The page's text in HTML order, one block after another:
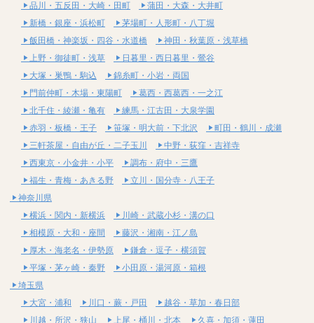
品川・五反田・大崎・田町
蒲田・大森・大井町
新橋・銀座・浜松町
茅場町・人形町・八丁堀
飯田橋・神楽坂・四谷・水道橋
神田・秋葉原・浅草橋
上野・御徒町・浅草
日暮里・西日暮里・鶯谷
大塚・巣鴨・駒込
錦糸町・小岩・両国
門前仲町・木場・東陽町
葛西・西葛西・一之江
北千住・綾瀬・亀有
練馬・江古田・大泉学園
赤羽・板橋・王子
笹塚・明大前・下北沢
町田・鶴川・成瀬
三軒茶屋・自由が丘・二子玉川
中野・荻窪・吉祥寺
西東京・小金井・小平
調布・府中・三鷹
福生・青梅・あきる野
立川・国分寺・八王子
神奈川県
横浜・関内・新横浜
川崎・武蔵小杉・溝の口
相模原・大和・座間
藤沢・湘南・江ノ島
厚木・海老名・伊勢原
鎌倉・逗子・横須賀
平塚・茅ヶ崎・秦野
小田原・湯河原・箱根
埼玉県
大宮・浦和
川口・蕨・戸田
越谷・草加・春日部
川越・所沢・狭山
上尾・桶川・北本 久喜・加須・蓮田